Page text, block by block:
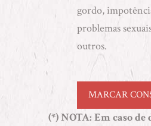
gordo,
problemas
outros.
MARCAR
(*) NOTA: Em caso de